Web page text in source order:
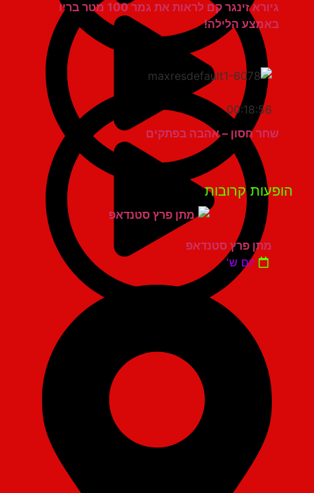
גיורא זינגר קם לראות את גמר 100 מטר בריו
באמצע הלילה!
00:18:56
שחר חסון – אהבה בפתקים
קרובות
מתן פרץ סטנדאפ
יום ש'